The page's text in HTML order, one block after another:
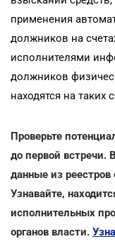
применения
должников на
исполнителями
должников
находятся на таких
Проверьте
до первой встречи.
данные из
Узнавайте,
исполнительных
органов власти.